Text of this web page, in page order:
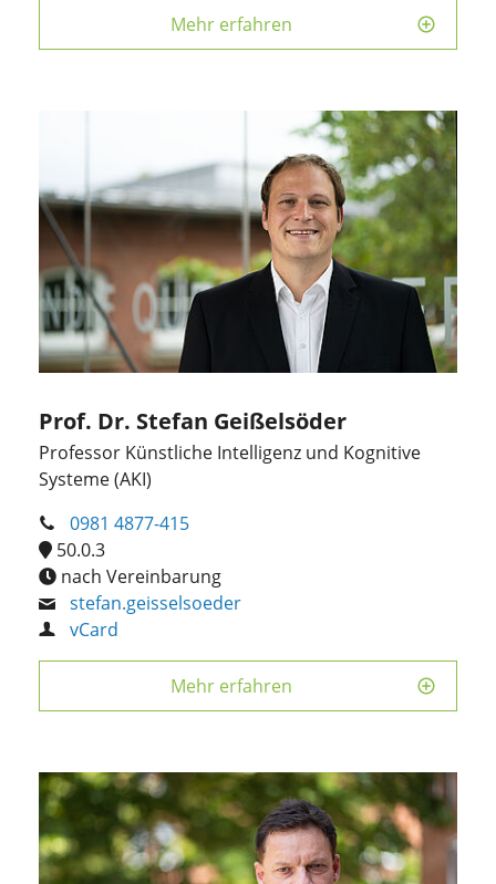
Mehr erfahren
Prof. Dr. Stefan Geißelsöder
Professor Künstliche Intelligenz und Kognitive
Systeme (AKI)
0981 4877-415
50.0.3
nach Vereinbarung
stefan.geisselsoeder
vCard
Mehr erfahren